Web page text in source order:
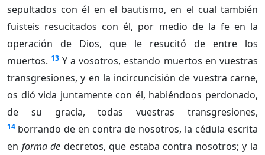
sepultados con él en el bautismo, en el cual también
fuisteis resucitados con él, por medio de la fe en la
operación de Dios, que le resucitó de entre los
muertos. 13 Y a vosotros, estando muertos en vuestras
transgresiones, y en la incircuncisión de vuestra carne,
os dió vida juntamente con él, habiéndoos perdonado,
de su gracia, todas vuestras transgresiones,
14 borrando de en contra de nosotros, la cédula escrita
en forma de decretos, que estaba contra nosotros; y la